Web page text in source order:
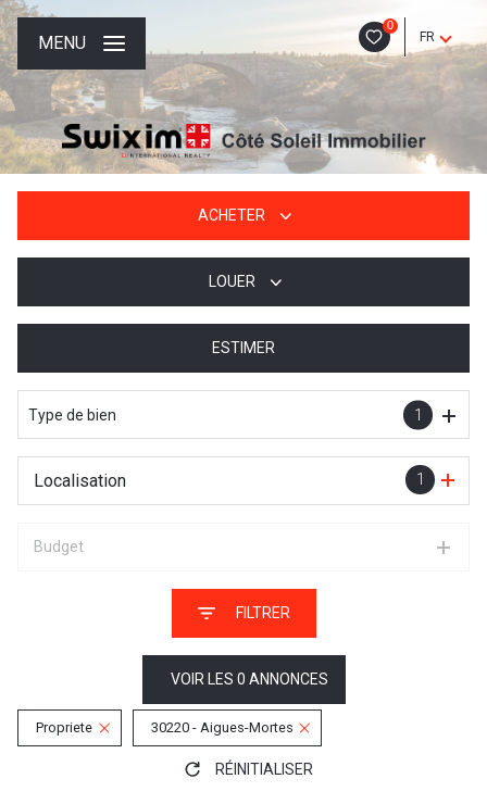
0
FR
MENU
ACHETER
De l'immo pro
LOUER
De l'immo pro
ESTIMER
Type de bien 1
1
Localisation
Budget
FILTRER
VOIR LES 0 ANNONCES
Propriete 30220 - Aigues-Mortes
RÉINITIALISER